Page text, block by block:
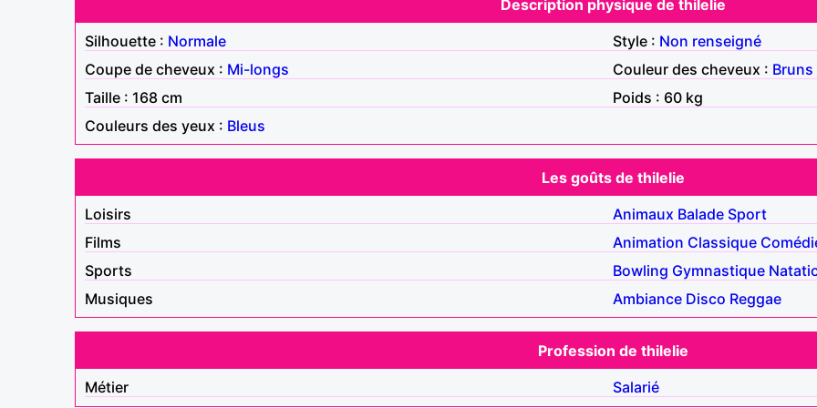
Description physique de thilelie
Silhouette : Normale Style : Non renseigné
Coupe de cheveux : Mi-longs Couleur des cheveux : Bruns
Taille : 168 cm
Poids : 60 kg
Couleurs des yeux : Bleus
Les goûts de thilelie
Loisirs
Animaux Balade Sport
Films
Animation Classique
Sports
Bowling Gymnastique
Musiques
Ambiance Disco Reggae
Profession de thilelie
Métier
Salarié